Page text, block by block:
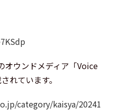
ウンドメディア「Voice
れています。
category/kaisya/20241